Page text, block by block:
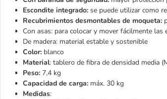
Escondite integrado: se puede utilizar como
Recubrimientos desmontables de moqueta:
Con asas: para colocar y mover fácilmente las
De madera: material estable y sostenible
Color: blanco
Material: tablero de fibra de densidad media
Peso: 7,4 kg
Capacidad de carga: máx. 30 kg
Medidas: